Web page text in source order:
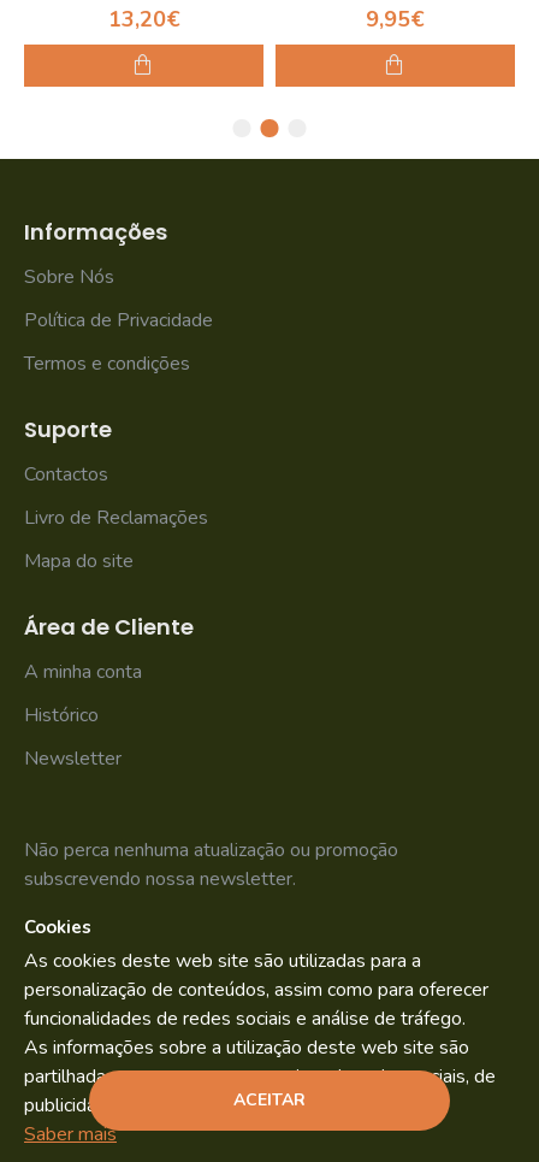
ADICIONAR
13,20€ 9,95€
Informações
Sobre Nós
Política de Privacidade
Termos e condições
Suporte
Contactos
Livro de Reclamações
Mapa do site
Área de Cliente
A minha conta
Histórico
Newsletter
Não perca nenhuma atualização ou promoção
subscrevendo nossa newsletter.
Li e aceito osPolítica de Privacidade
Copyright © 2022. ByBild.pt
ACEITAR
Cookies
As cookies deste web site são utilizadas para a
personalização de conteúdos, assim como para oferecer
funcionalidades de redes sociais e análise de tráfego.
As informações sobre a utilização deste web site são
partilhadas com os nossos parceiros de redes sociais, de
publicidade e análise.
Saber mais